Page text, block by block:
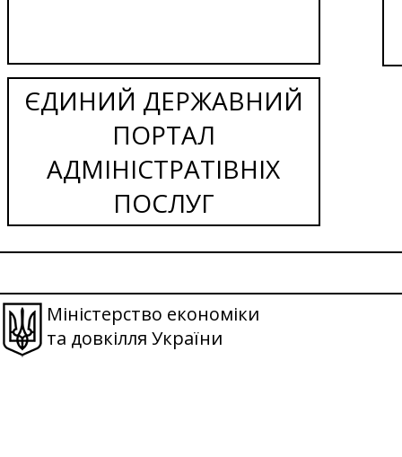
ЄДИНИЙ ДЕРЖАВНИЙ
ПОРТАЛ
АДМІНІСТРАТІВНІХ
ПОСЛУГ
Міністерство економіки
та довкілля України